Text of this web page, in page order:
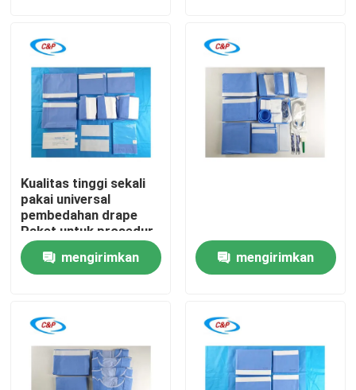
Pertunjukan VR
Tentang Kami
Tur Pabrik
Kontrol Kualitas
Berita
Kasus-kasus
Kualitas tinggi sekali
pakai universal
pembedahan drape
Paket untuk prosedur
bedah umum
mengirimkan mengirimkan